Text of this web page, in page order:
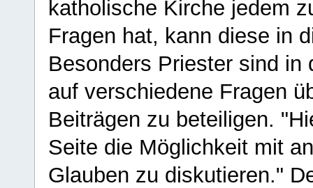
katholische Kirche jedem
Fragen hat, kann diese in
Besonders Priester sind in
auf verschiedene Fragen
Beiträgen zu beteiligen.
Seite die Möglichkeit mit
Glauben zu diskutieren."